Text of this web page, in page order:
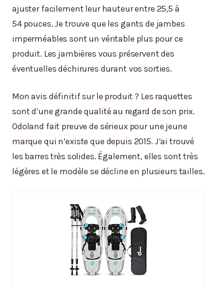
ajuster facilement leur hauteur entre 25,5 à
54 pouces. Je trouve que les gants de jambes
imperméables sont un véritable plus pour ce
produit. Les jambières vous préservent des
éventuelles déchirures durant vos sorties.
Mon avis définitif sur le produit ? Les raquettes
sont d’une grande qualité au regard de son prix.
Odoland fait preuve de sérieux pour une jeune
marque qui n’existe que depuis 2015. J’ai trouvé
les barres très solides. Également, elles sont très
légères et le modèle se décline en plusieurs tailles.